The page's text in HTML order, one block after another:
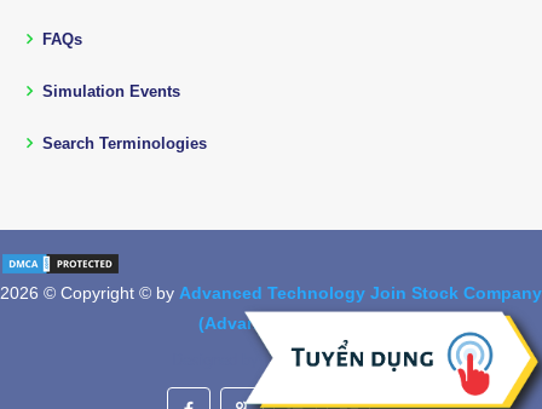
FAQs
Simulation Events
Search Terminologies
2026 © Copyright © by Advanced Technology Join Stock Company
(Advantech, Jsc.)
BootstrapMade